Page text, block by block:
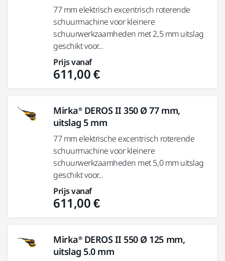
77 mm elektrisch excentrisch roterende
schuurmachine voor kleinere
schuurwerkzaamheden met 2,5 mm uitslag
geschikt voor...
Prijs vanaf
611,00 €
Mirka® DEROS II 350 Ø 77 mm,
uitslag 5 mm
77 mm elektrische excentrisch roterende
schuurmachine voor kleinere
schuurwerkzaamheden met 5,0 mm uitslag
geschikt voor...
Prijs vanaf
611,00 €
Mirka® DEROS II 550 Ø 125 mm,
uitslag 5.0 mm